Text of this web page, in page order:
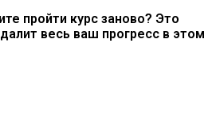
пройти курс заново? Это
весь ваш прогресс в этом